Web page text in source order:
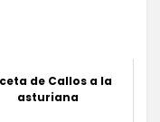
de Callos a la
asturiana